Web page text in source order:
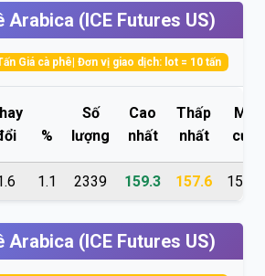
Arabica (ICE Futures US)
Giá cà phê| Đơn vị giao dịch: lot = 10 tấn
%
Số
lượng
Cao
nhất
Thấp
nhất
Mở
cửa
1.1 2339 159.3 157.6 157.9
Arabica (ICE Futures US)